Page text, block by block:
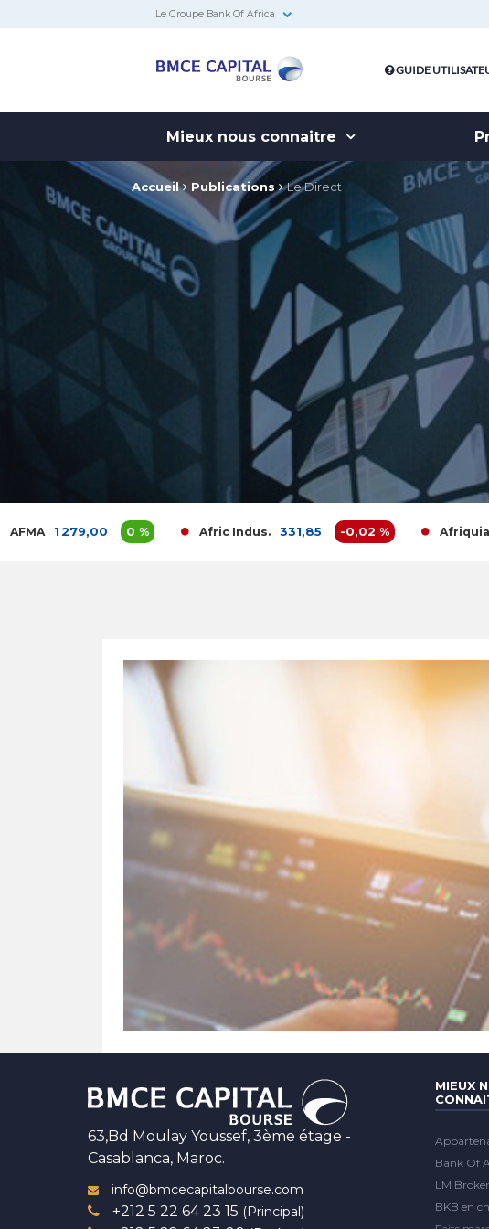
Le Groupe Bank Of Africa
Bourse
GUIDE
Mieux nous connaitre
Accueil Publications Le Direct
1 279,00 0 % Afric Indus. 331,85 -0,02 % Afriquia Gaz
63,Bd Moulay Youssef, 3ème étage -
Casablanca, Maroc.
info@bmcecapitalbourse.com
+212 5 22 64 23 15 (Principal)
MIEUX
Bank Of
LM
BKB en